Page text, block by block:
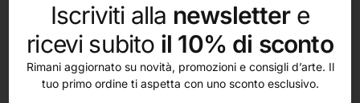
Iscriviti alla newslettere
ricevi subito il 10% di sconto
Rimani aggiornato su novità, promozioni e consigli d’arte. Il
tuo primo ordine ti aspetta con uno sconto esclusivo.